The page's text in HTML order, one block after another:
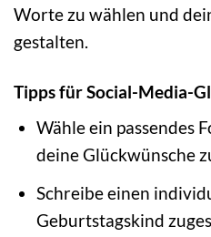
Worte zu wählen und
gestalten.
Tipps für Social-Media-
Wähle ein passendes
deine Glückwünsche
Schreibe einen
Geburtstagskind